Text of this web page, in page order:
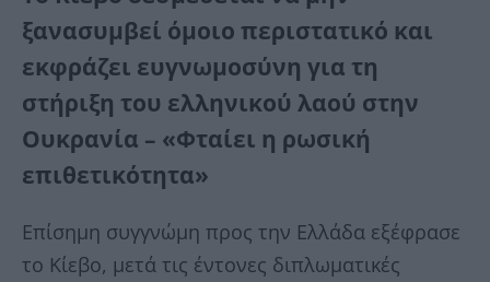
ξανασυμβεί όμοιο περιστατικό και
εκφράζει ευγνωμοσύνη για τη
στήριξη του ελληνικού λαού στην
Ουκρανία – «Φταίει η ρωσική
επιθετικότητα»
Επίσημη συγγνώμη προς την Ελλάδα εξέφρασε
το Κίεβο, μετά τις έντονες διπλωματικές